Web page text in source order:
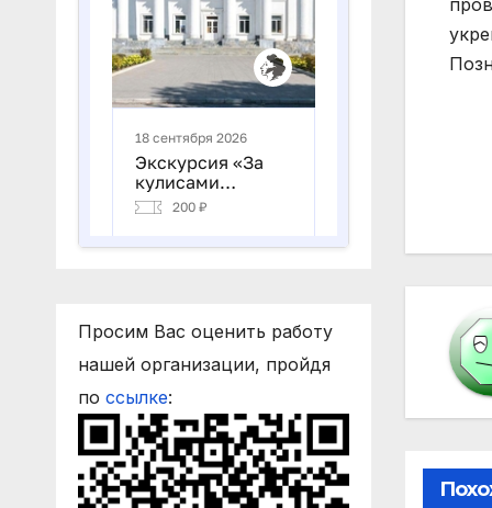
Просим Вас оценить работу
нашей организации, пройдя
по ссылке: